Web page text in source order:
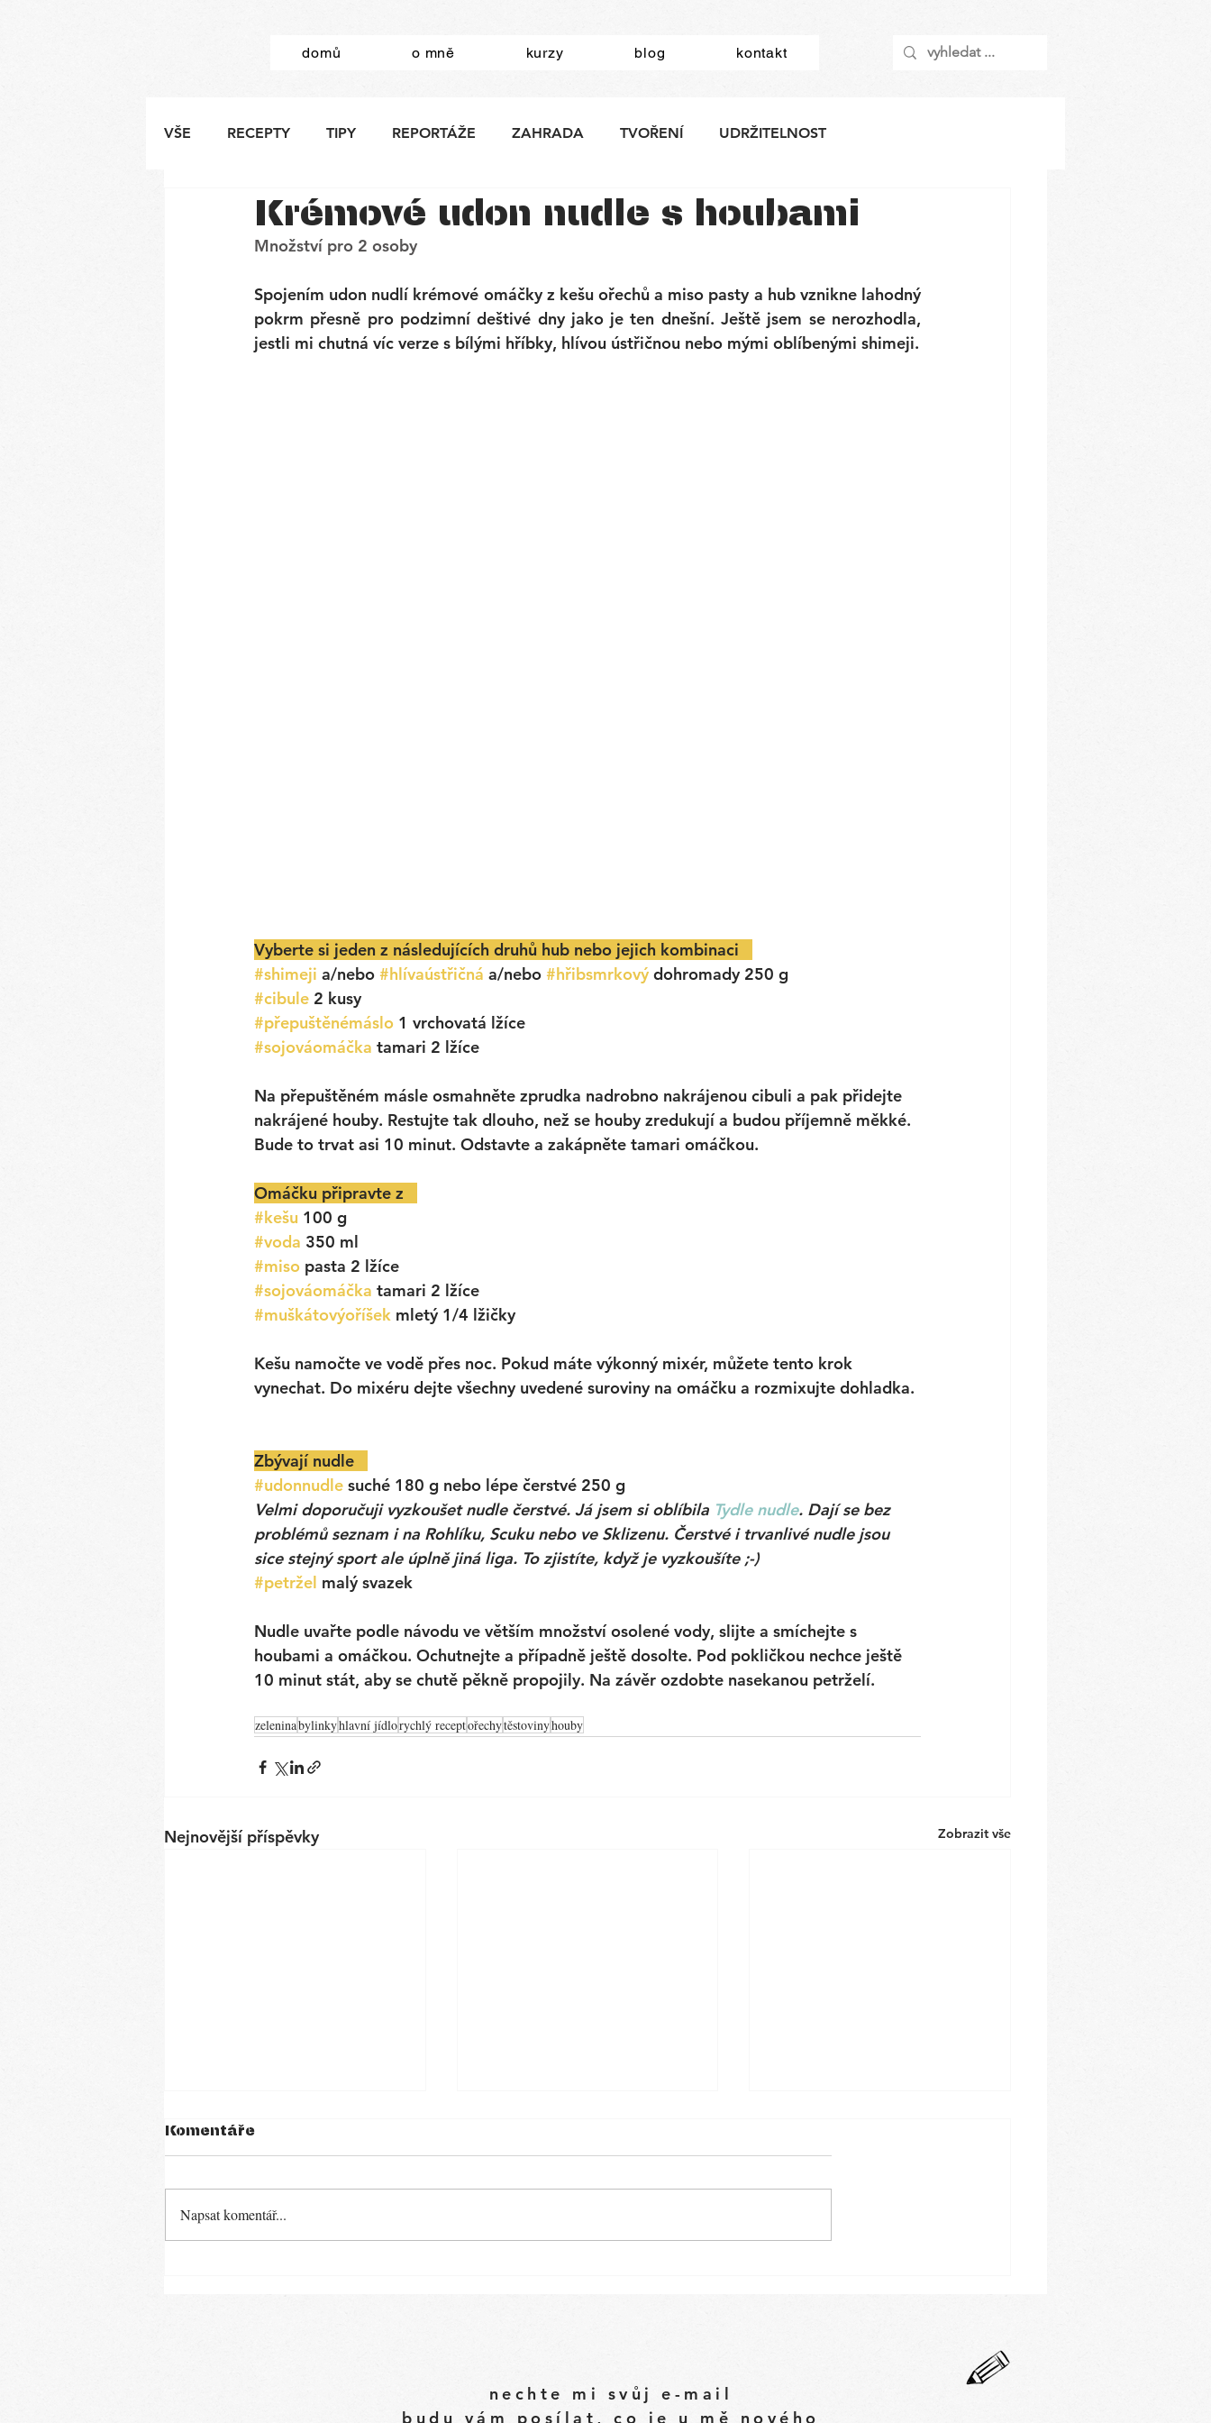
domů o mně kurzy blog kontakt
VŠE RECEPTY TIPY REPORTÁŽE ZAHRADA TVOŘENÍ UDRŽITELNOST
Krémové udon nudle s houbami
Množství pro 2 osoby
Spojením udon nudlí krémové omáčky z kešu ořechů a miso pasty a hub vznikne lahodný
pokrm přesně pro podzimní deštivé dny jako je ten dnešní. Ještě jsem se nerozhodla,
Vyberte si jeden z následujících druhů hub nebo jejich kombinaci
#shimeji a/nebo #hlívaústřičná a/nebo #hřibsmrkový dohromady 250 g
#cibule 2 kusy
#přepuštěnémáslo 1 vrchovatá lžíce
#sojováomáčka tamari 2 lžíce
Na přepuštěném másle osmahněte zprudka nadrobno nakrájenou cibuli a pak přidejte
nakrájené houby. Restujte tak dlouho, než se houby zredukují a budou příjemně měkké.
Bude to trvat asi 10 minut. Odstavte a zakápněte tamari omáčkou.
Omáčku připravte z
#kešu 100 g
#voda 350 ml
#miso pasta 2 lžíce
#sojováomáčka tamari 2 lžíce
#muškátovýoříšek mletý 1/4 lžičky
Kešu namočte ve vodě přes noc. Pokud máte výkonný mixér, můžete tento krok
vynechat. Do mixéru dejte všechny uvedené suroviny na omáčku a rozmixujte dohladka.
Zbývají nudle
#udonnudle suché 180 g nebo lépe čerstvé 250 g
Velmi doporučuji vyzkoušet nudle čerstvé. Já jsem si oblíbila Tydle nudle. Dají se bez
problémů seznam i na Rohlíku, Scuku nebo ve Sklizenu. Čerstvé i trvanlivé nudle jsou
sice stejný sport ale úplně jiná liga. To zjistíte, když je vyzkoušíte ;-)
#petržel malý svazek
Nudle uvařte podle návodu ve větším množství osolené vody, slijte a smíchejte s
houbami a omáčkou. Ochutnejte a případně ještě dosolte. Pod pokličkou nechce ještě
10 minut stát, aby se chutě pěkně propojily. Na závěr ozdobte nasekanou petrželí.
zeleninabylinkyhlavní jídlorychlý receptořechytěstovinyhouby
Nejnovější příspěvky Zobrazit vše
Minestrone
Komentáře
Napsat komentář...
nechte mi svůj e-mail
budu vám posílat, co je u mě nového